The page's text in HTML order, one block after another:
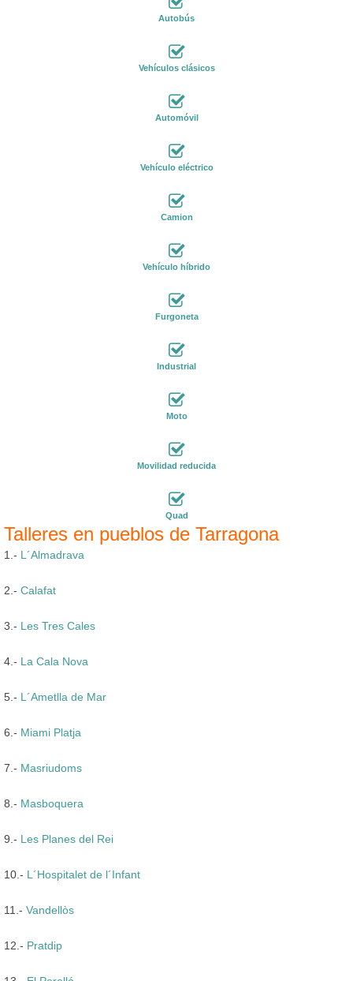
Autobús
Vehículos clásicos
Automóvil
Vehículo eléctrico
Camion
Vehículo híbrido
Furgoneta
Industrial
Moto
Movilidad reducida
Quad
Talleres en pueblos de Tarragona
1.- L´Almadrava
2.- Calafat
3.- Les Tres Cales
4.- La Cala Nova
5.- L´Ametlla de Mar
6.- Miami Platja
7.- Masriudoms
8.- Masboquera
9.- Les Planes del Rei
10.- L´Hospitalet de l´Infant
11.- Vandellòs
12.- Pratdip